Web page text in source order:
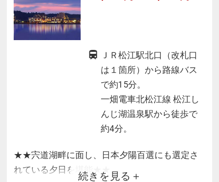
ＪＲ松江駅北口（改札口
は１箇所）から路線バス
で約15分。
一畑電車北松江線 松江し
んじ湖温泉駅から徒歩で
約4分。
★★宍道湖畔に面し、日本夕陽百選にも選定さ
れている夕日を堪能★★
続きを見る